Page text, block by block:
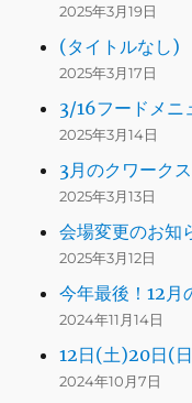
2025年3月19日
(タイトルなし)
2025年3月17日
3/16フードメニ
2025年3月14日
3月のクワーク
2025年3月13日
会場変更のお知
2025年3月12日
今年最後！12月
2024年11月14日
12日(土)20日(
2024年10月7日